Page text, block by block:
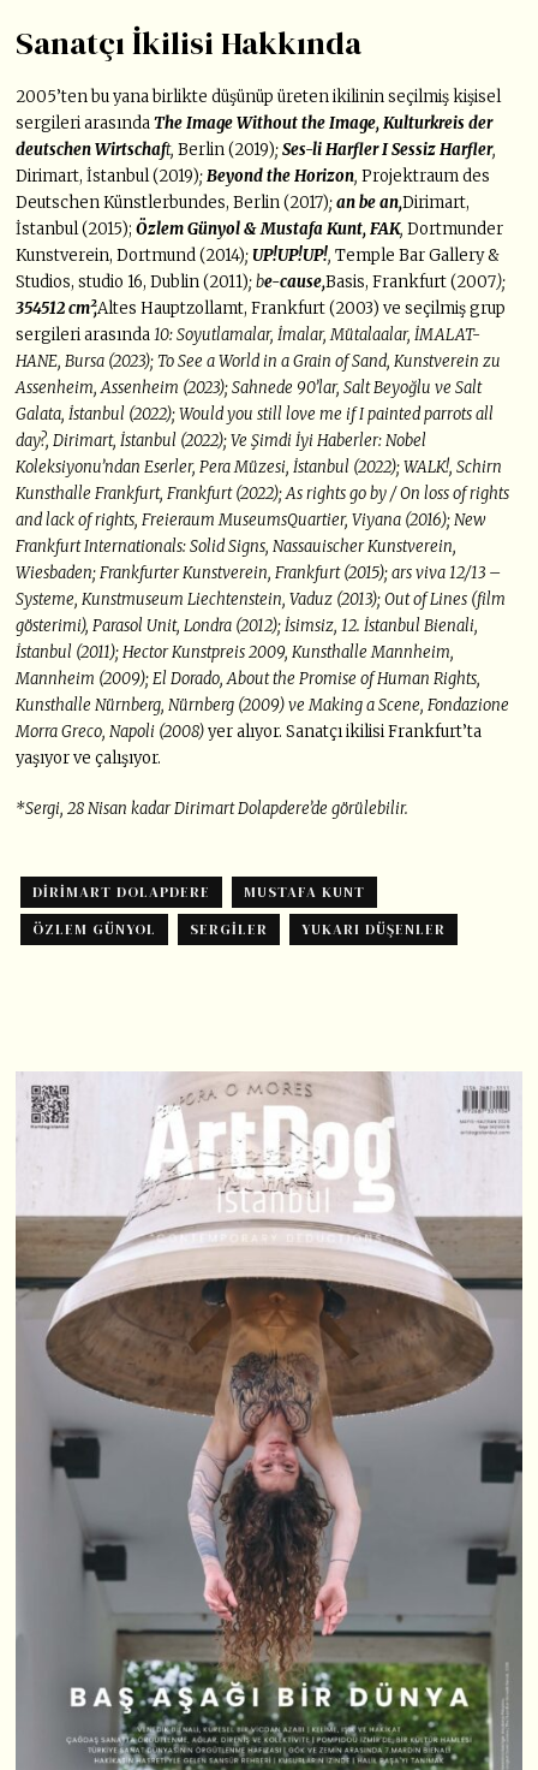
Sanatçı İkilisi Hakkında
2005’ten bu yana birlikte düşünüp üreten ikilinin seçilmiş kişisel
sergileri arasındaTheImage Without the Image, Kulturkreis der
deutschen Wirtschaft,Berlin (2019);Ses-li Harfler I Sessiz Harfler,
Dirimart, İstanbul (2019);Beyond the Horizon,Projektraum des
Deutschen Künstlerbundes, Berlin (2017);an be an,Dirimart,
İstanbul (2015);Özlem Günyol & Mustafa Kunt, FAK,Dortmunder
Kunstverein, Dortmund (2014);UP!UP!UP!,Temple Bar Gallery &
Studios, studio 16, Dublin (2011); be-cause,Basis, Frankfurt (2007);
354512 cm²,Altes Hauptzollamt, Frankfurt (2003) ve seçilmiş grup
sergileri arasında10: Soyutlamalar, İmalar, Mütalaalar, İMALAT-
HANE,Bursa (2023); To See a World in a Grain of Sand, Kunstverein zu
Assenheim, Assenheim (2023);Sahnede 90’lar, Salt Beyoğlu ve Salt
Galata, İstanbul (2022); Would you still love me if I paintedparrots all
day?, Dirimart, İstanbul (2022); Ve Şimdi İyi Haberler: Nobel
Koleksiyonu’ndan Eserler,Pera Müzesi, İstanbul (2022); WALK!, Schirn
Kunsthalle Frankfurt, Frankfurt (2022); As rights go by/ On loss of rights
and lack of rights, Freieraum MuseumsQuartier, Viyana (2016); New
FrankfurtInternationals: Solid Signs, Nassauischer Kunstverein,
Wiesbaden; Frankfurter Kunstverein,Frankfurt (2015); ars viva 12/13 –
Systeme, Kunstmuseum Liechtenstein, Vaduz (2013); Out ofLines (film
gösterimi), Parasol Unit, Londra (2012); İsimsiz, 12. İstanbul Bienali,
İstanbul (2011);Hector Kunstpreis 2009, Kunsthalle Mannheim,
Mannheim (2009); El Dorado, About the Promiseof Human Rights,
Kunsthalle Nürnberg, Nürnberg (2009) ve Making a Scene, Fondazione
MorraGreco, Napoli (2008)yer alıyor. Sanatçı ikilisi Frankfurt’ta
yaşıyor ve çalışıyor.
*Sergi, 28 Nisan kadar Dirimart Dolapdere’de görülebilir.
DIRIMART DOLAPDERE
MUSTAFA KUNT
ÖZLEM GÜNYOL
SERGILER YUKARI DÜŞENLER